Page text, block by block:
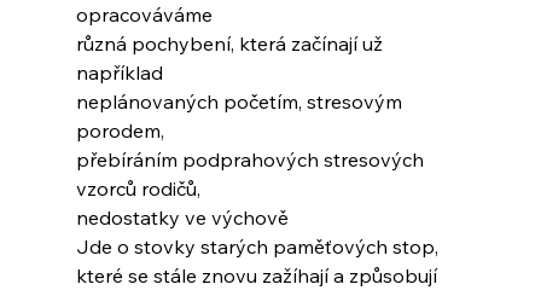
opracováváme
různá pochybení, která začínají už
například
neplánovaných početím, stresovým
porodem,
přebíráním podprahových stresových
vzorců rodičů,
nedostatky ve výchově
Jde o stovky starých paměťových stop,
které se stále znovu zažíhají a způsobují